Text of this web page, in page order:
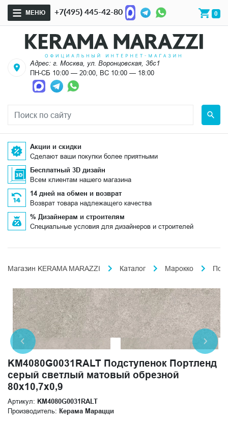
МЕНЮ +7(495) 445-42-80 0
Адрес: г. Москва, ул. Воронцовская, 36с1
ПН-СБ 10:00 — 20:00, ВС 10:00 — 18:00
Акции и скидки
Сделают ваши покупки более приятными
Бесплатный 3D дизайн
Всем клиентам нашего магазина
14 дней на обмен и возврат
Возврат товара надлежащего качества
% Дизайнерам и строителям
Специальные условия для дизайнеров и строителей
Магазин KERAMA MARAZZI Каталог Марокко
KM4080G0031RALT Подступенок Портленд
серый светлый матовый обрезной
80x10,7x0,9
Артикул: KM4080G0031RALT
Производитель: Керама Марацци